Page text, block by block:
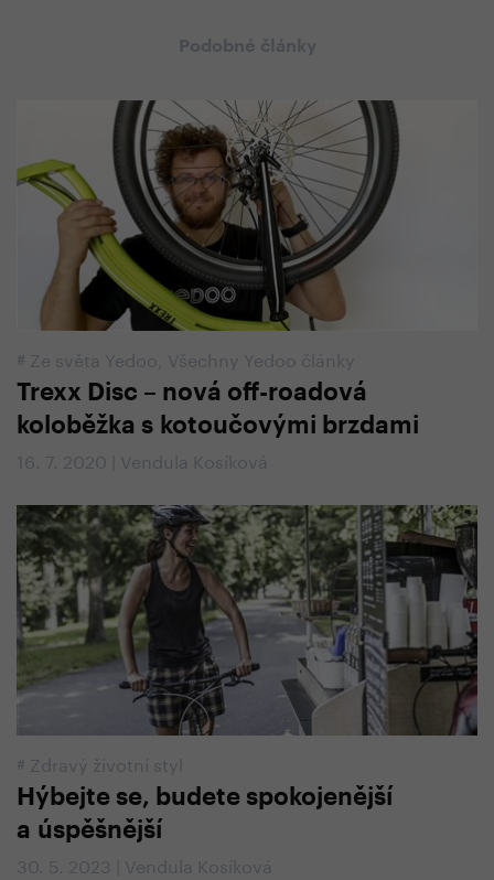
Podobné články
# Ze světa Yedoo Všechny Yedoo články
Trexx Disc – nová off-roadová
koloběžka s kotoučovými brzdami
16. 7. 2020 | Vendula Kosíková
# Zdravý životní styl
Hýbejte se, budete spokojenější
a úspěšnější
30. 5. 2023 | Vendula Kosíková